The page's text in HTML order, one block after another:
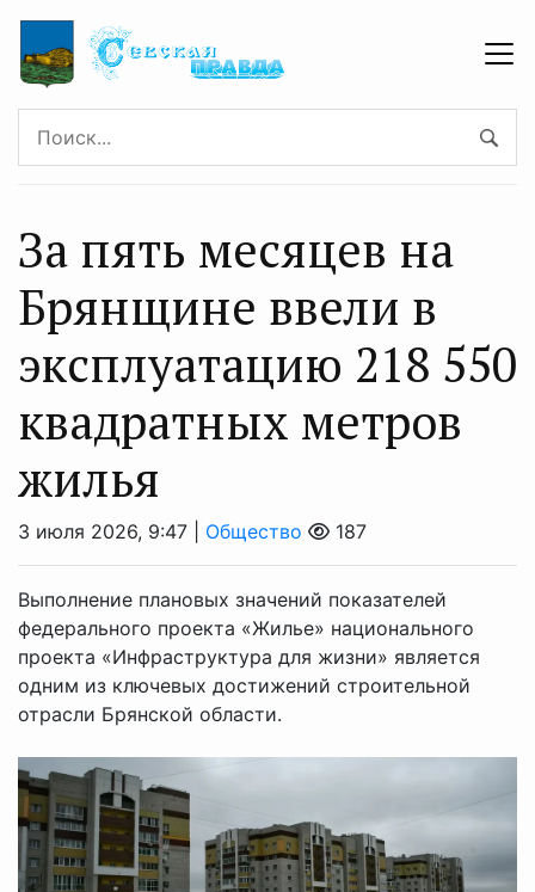
За пять месяцев на
Брянщине ввели в
эксплуатацию 218 550
квадратных метров
жилья
3 июля 2026, 9:47 | Общество 187
Выполнение плановых значений показателей
федерального проекта «Жилье» национального
проекта «Инфраструктура для жизни» является
одним из ключевых достижений строительной
отрасли Брянской области.